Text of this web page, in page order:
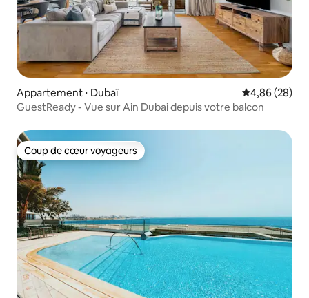
Appartement ⋅ Dubaï Évaluation
4,86 (28)
GuestReady - Vue sur Ain Dubai depuis votre balcon
Coup de cœur voyageurs
Coup de cœur voyageurs